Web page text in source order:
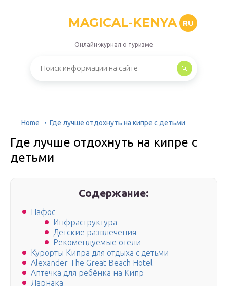
MAGICAL-KENYA RU
Онлайн-журнал о туризме
Home Где лучше отдохнуть на кипре с детьми
Где лучше отдохнуть на кипре с
детьми
Содержание:
Пафос
Инфраструктура
Детские развлечения
Рекомендуемые отели
Курорты Кипра для отдыха с детьми
Alexander The Great Beach Hotel
Аптечка для ребёнка на Кипр
Ларнака